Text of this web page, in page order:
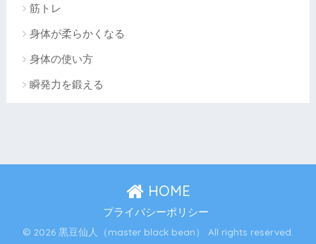
筋トレ
身体が柔らかくなる
身体の使い方
瞬発力を鍛える
HOME
プライバシーポリシー
© 2026 黒豆仙人（master black bean） All rights reserved.